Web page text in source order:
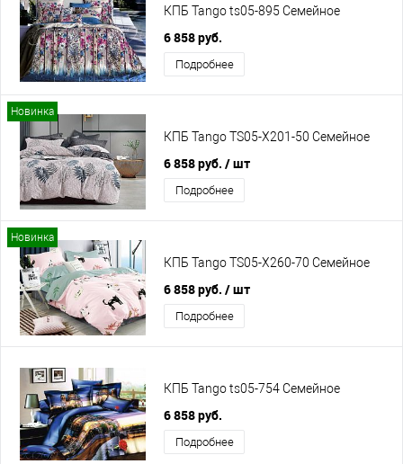
КПБ Tango ts05-895 Семейное
6 858 руб.
Подробнее
Новинка
КПБ Tango TS05-X201-50 Семейное
6 858 руб. / шт
Подробнее
Новинка
КПБ Tango TS05-X260-70 Семейное
6 858 руб. / шт
Подробнее
КПБ Tango ts05-754 Семейное
6 858 руб.
Подробнее